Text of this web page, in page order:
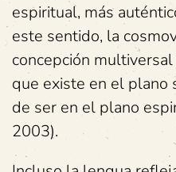
espiritual, más
este sentido, la
concepción
que existe en el plano
de ser en el plano
2003).